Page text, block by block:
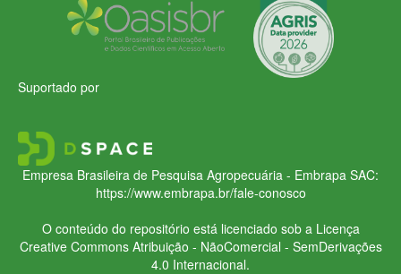
Suportado por
Empresa Brasileira de Pesquisa Agropecuária - Embrapa SAC:
https://www.embrapa.br/fale-conosco
O conteúdo do repositório está licenciado sob a Licença
Creative CommonsAtribuição - NãoComercial - SemDerivações
4.0 Internacional.